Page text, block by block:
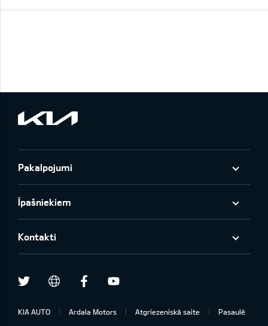
Pakalpojumi
Īpašniekiem
Kontakti
Twitter draugiem.lvFacebook
KIA AUTO Ardala Motors Atgriezeniskā saite Pasaulē